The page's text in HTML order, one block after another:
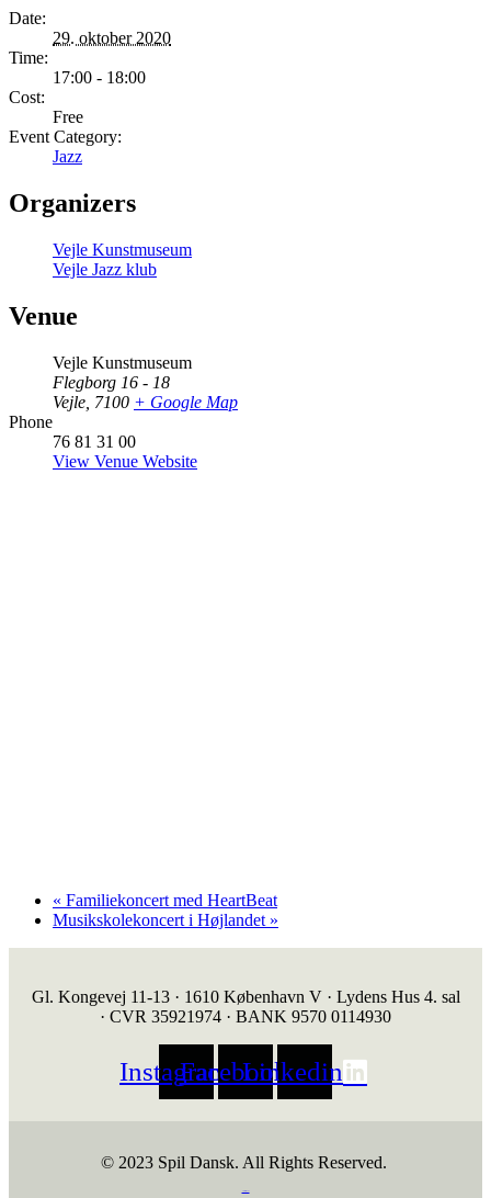
Date:
29. oktober 2020
Time:
17:00 - 18:00
Cost:
Free
Event Category:
Jazz
Organizers
Vejle Kunstmuseum
Vejle Jazz klub
Venue
Vejle Kunstmuseum
Flegborg 16 - 18
Vejle 7100 + Google Map
Phone
76 81 31 00
View Venue Website
« Familiekoncert med HeartBeat
Musikskolekoncert i Højlandet »
Gl. Kongevej 11-13 · 1610 København V · Lydens Hus 4. sal
· CVR 35921974 · BANK 9570 0114930
InstagramFacebookLinkedin
© 2023 Spil Dansk. All Rights Reserved.